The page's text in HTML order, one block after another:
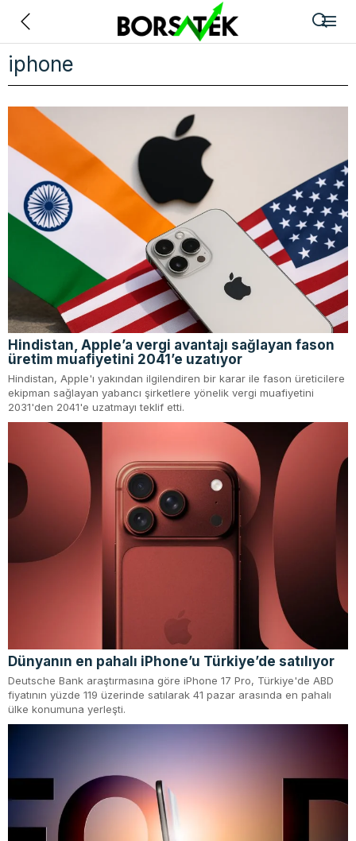
iphone
Hindistan, Apple’a vergi avantajı sağlayan fason
üretim muafiyetini 2041’e uzatıyor
Hindistan, Apple'ı yakından ilgilendiren bir karar ile fason üreticilere
ekipman sağlayan yabancı şirketlere yönelik vergi muafiyetini
2031'den 2041'e uzatmayı teklif etti.
Dünyanın en pahalı iPhone’u Türkiye’de satılıyor
Deutsche Bank araştırmasına göre iPhone 17 Pro, Türkiye'de ABD
fiyatının yüzde 119 üzerinde satılarak 41 pazar arasında en pahalı
ülke konumuna yerleşti.